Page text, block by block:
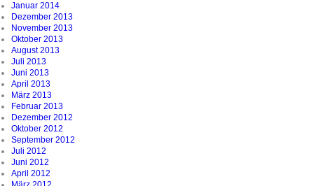
Januar 2014
Dezember 2013
November 2013
Oktober 2013
August 2013
Juli 2013
Juni 2013
April 2013
März 2013
Februar 2013
Dezember 2012
Oktober 2012
September 2012
Juli 2012
Juni 2012
April 2012